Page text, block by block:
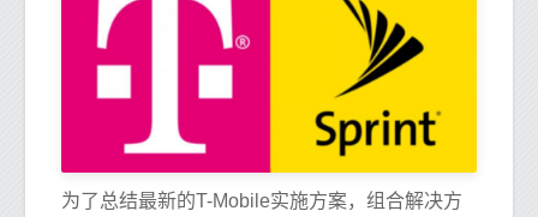
为了总结最新的T-Mobile实施方案，组合解决方